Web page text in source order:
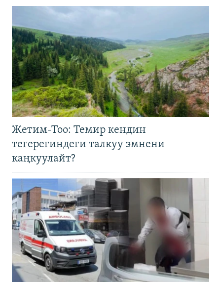
Жетим-Тоо: Темир кендин
тегерегиндеги талкуу эмнени
каңкуулайт?